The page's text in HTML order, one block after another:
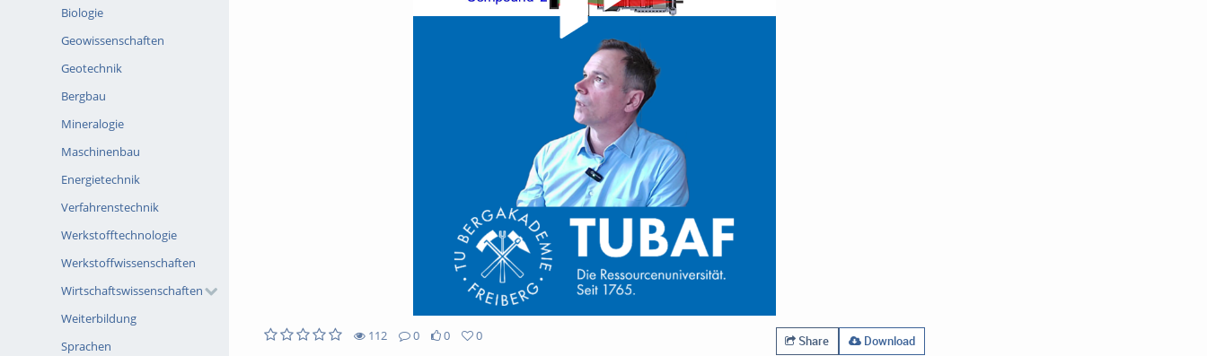
Biologie
Geowissenschaften
Geotechnik
Bergbau
Mineralogie
Maschinenbau
Energietechnik
Verfahrenstechnik
Werkstofftechnologie
Werkstoffwissenschaften
Wirtschaftswissenschaften
Weiterbildung
Sprachen
112
0
0
0
Share Download